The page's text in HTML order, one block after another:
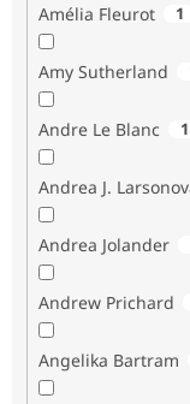
Amélia Fleurot 1
Amy Sutherland
Andre Le Blanc 1
Andrea J.
Andrea Jolander
Andrew Prichard
Angelika Bartram